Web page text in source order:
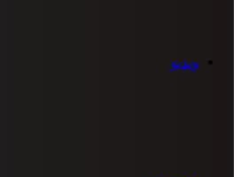
ویدیو